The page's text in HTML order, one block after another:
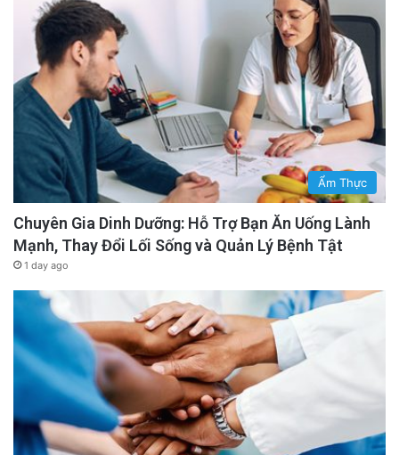
Ẩm Thực
Chuyên Gia Dinh Dưỡng: Hỗ Trợ Bạn Ăn Uống Lành
Mạnh, Thay Đổi Lối Sống và Quản Lý Bệnh Tật
1 day ago